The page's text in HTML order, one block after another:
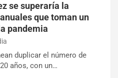
se superaría la
que toman un
pandemia
duplicar el número de
años, con un…